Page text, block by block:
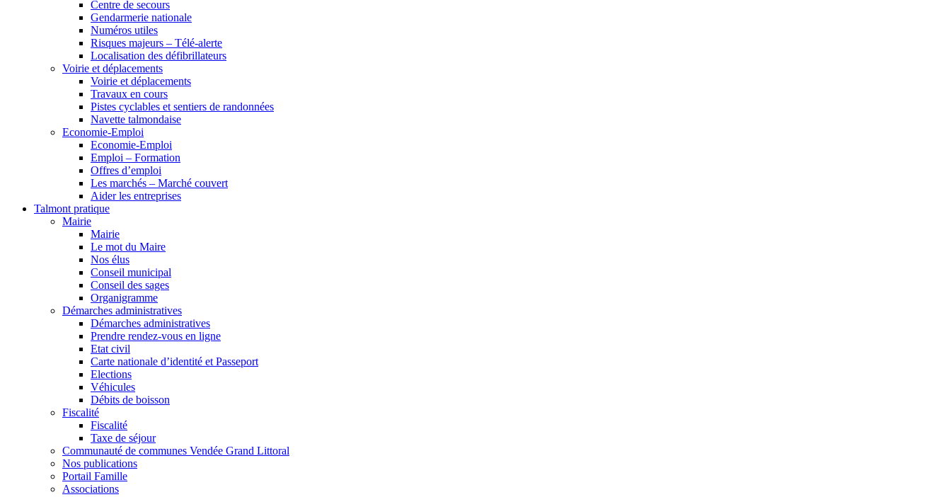
Centre de secours
Gendarmerie nationale
Numéros utiles
Risques majeurs – Télé-alerte
Localisation des défibrillateurs
Voirie et déplacements
Voirie et déplacements
Travaux en cours
Pistes cyclables et sentiers de randonnées
Navette talmondaise
Economie-Emploi
Economie-Emploi
Emploi – Formation
Offres d’emploi
Les marchés – Marché couvert
Aider les entreprises
Talmont pratique
Mairie
Mairie
Le mot du Maire
Nos élus
Conseil municipal
Conseil des sages
Organigramme
Démarches administratives
Démarches administratives
Prendre rendez-vous en ligne
Etat civil
Carte nationale d’identité et Passeport
Elections
Véhicules
Débits de boisson
Fiscalité
Fiscalité
Taxe de séjour
Communauté de communes Vendée Grand Littoral
Nos publications
Portail Famille
Associations